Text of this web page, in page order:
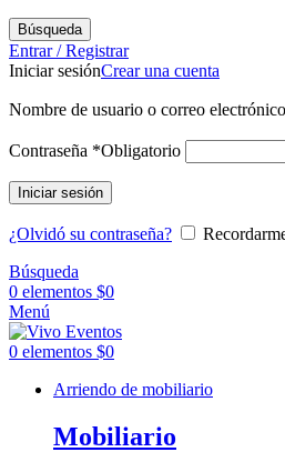
Búsqueda
Entrar / Registrar
Iniciar sesiónCrear una cuenta
Nombre de usuario o correo electrónico
Contraseña *Obligatorio
Iniciar sesión
¿Olvidó su contraseña?
Búsqueda
0 elementos $0
Menú
0 elementos $0
Arriendo de mobiliario
Mobiliario